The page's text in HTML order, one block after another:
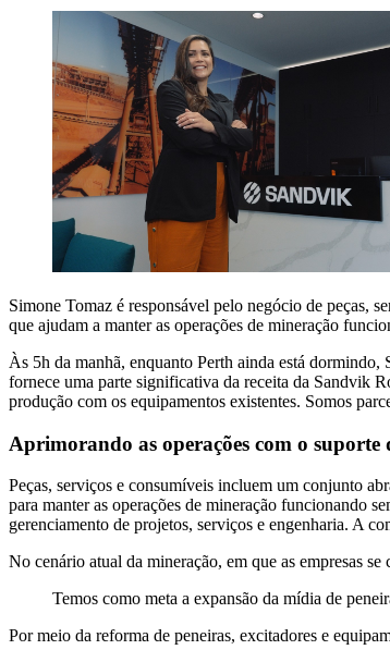
Simone Tomaz é responsável pelo negócio de peças,
que ajudam a manter as operações de mineração
Às 5h da manhã, enquanto Perth ainda está
fornece uma parte significativa da receita da Sandvik
produção com os equipamentos existentes. Somos
Aprimorando as operações com o suporte
Peças, serviços e consumíveis incluem um conjunto
para manter as operações de mineração funcionando
gerenciamento de projetos, serviços e engenharia. A
No cenário atual da mineração, em que as empresas
Temos como meta a expansão da mídia de
Por meio da reforma de peneiras, excitadores e